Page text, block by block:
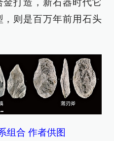
打造，新石器时代它
则是百万年前用石头
组合 作者供图